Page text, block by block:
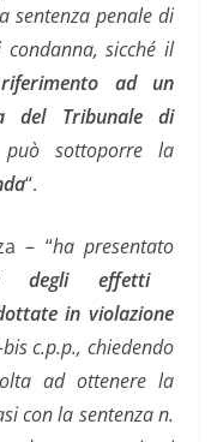
sentenza penale di
sicché il
ad un
del Tribunale di
sottoporre la
“.
– “ha presentato
degli effetti
in violazione
c.p.p., chiedendo
ad ottenere la
con la sentenza n.